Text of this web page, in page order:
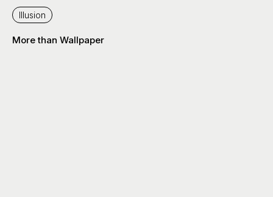
Illusion
More than Wallpaper